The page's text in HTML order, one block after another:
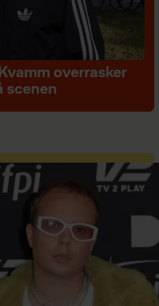
overrasker
scenen